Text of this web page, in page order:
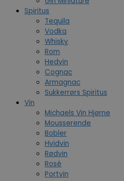
Spiritus
Tequila
Vodka
Whisky
Rom
Hedvin
Cognac
Armagnac
Sukkerrørs Spiritus
Vin
Michaels Vin Hjørne
Mousserende
Bobler
Hvidvin
Rødvin
Rosé
Portvin